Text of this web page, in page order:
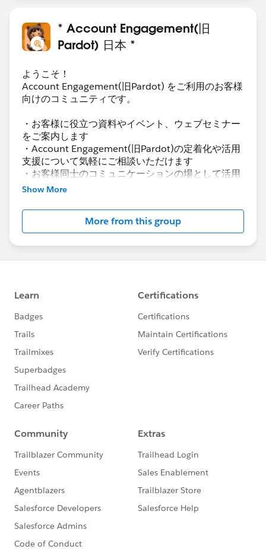
* Account Engagement(旧
Pardot) 日本 *
ようこそ！
Account Engagement(旧Pardot) をご利用のお客様
向けのコミュニティです。
・お客様に役立つ資料やイベント、ウェブセミナー
をご案内します
・Account Engagement(旧Pardot)の定着化や活用
支援について気軽にご相談いただけます
・お客様同士のコミュニケーションの場として活用
いただけます
Account Engagement(旧Pardot)に関する総合コミ
ュニティとしてお役立てください！
https://www.salesforce.com/jp/products/pardot
/overview
このグループは株式会社セールスフォース・ジャパ
ンの社員によって管理、運営されています。
「Trailblazer Community オンライン行動規範」に
https://trailhead.salesforce.com/ja/trailblazerco
このグループ内での発言はForward Looking
http://investor.salesforce.com/about-
statements/default.aspx
https://www.salesforce.com/jp/company/progra
m-agreement
※こちらでの回答はあくまで社員もしくは有識者の
Show More
More from this group